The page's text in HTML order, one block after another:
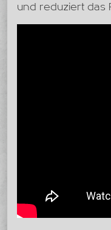
und reduziert das